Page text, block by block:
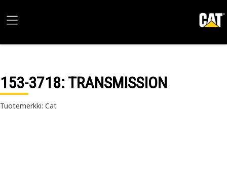
153-3718: TRANSMISSION
Tuotemerkki: Cat